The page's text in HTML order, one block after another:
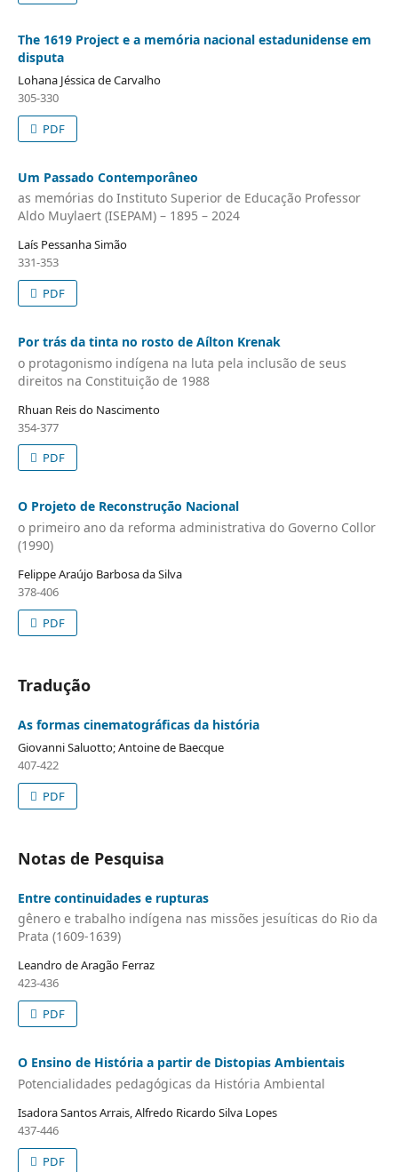
The 1619 Project e a memória nacional estadunidense em
disputa
Lohana Jéssica de Carvalho
305-330
PDF
Um Passado Contemporâneo
as memórias do Instituto Superior de Educação Professor
Aldo Muylaert (ISEPAM) – 1895 – 2024
Laís Pessanha Simão
331-353
PDF
Por trás da tinta no rosto de Aílton Krenak
o protagonismo indígena na luta pela inclusão de seus
direitos na Constituição de 1988
Rhuan Reis do Nascimento
354-377
PDF
O Projeto de Reconstrução Nacional
o primeiro ano da reforma administrativa do Governo Collor
(1990)
Felippe Araújo Barbosa da Silva
378-406
PDF
Tradução
As formas cinematográficas da história
Giovanni Saluotto; Antoine de Baecque
407-422
PDF
Notas de Pesquisa
Entre continuidades e rupturas
gênero e trabalho indígena nas missões jesuíticas do Rio da
Prata (1609-1639)
Leandro de Aragão Ferraz
423-436
PDF
O Ensino de História a partir de Distopias Ambientais
Potencialidades pedagógicas da História Ambiental
Isadora Santos Arrais, Alfredo Ricardo Silva Lopes
437-446
PDF